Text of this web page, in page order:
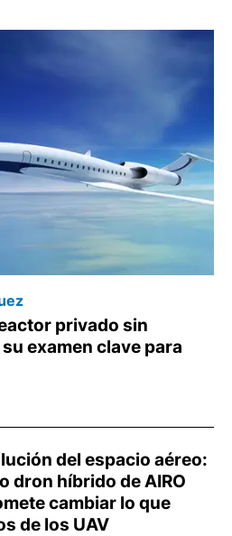
privado sin
examen clave para
del espacio aéreo:
dron híbrido de AIRO
cambiar lo que
de los UAV